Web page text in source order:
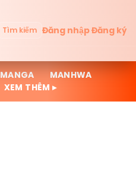
Tìm kiếm Đăng nhậpĐăng ký
MANGA
MANHWA
XEM THÊM ▸